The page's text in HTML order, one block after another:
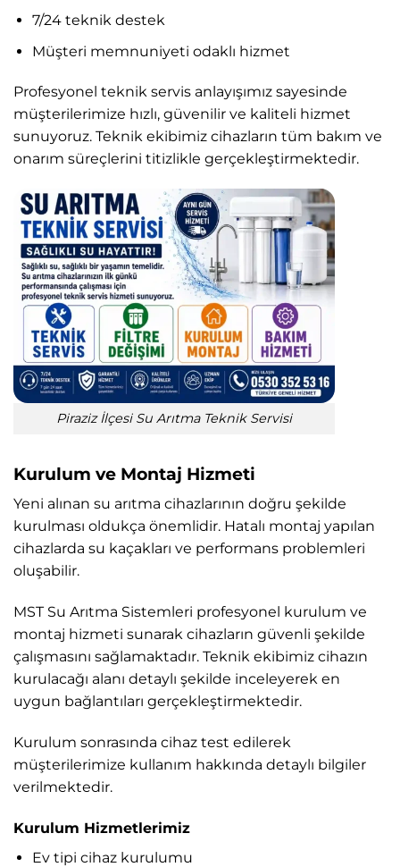
7/24 teknik destek
Müşteri memnuniyeti odaklı hizmet
Profesyonel teknik servis anlayışımız sayesinde
müşterilerimize hızlı, güvenilir ve kaliteli hizmet
sunuyoruz. Teknik ekibimiz cihazların tüm bakım ve
onarım süreçlerini titizlikle gerçekleştirmektedir.
Piraziz İlçesi Su Arıtma Teknik Servisi
Kurulum ve Montaj Hizmeti
Yeni alınan su arıtma cihazlarının doğru şekilde
kurulması oldukça önemlidir. Hatalı montaj yapılan
cihazlarda su kaçakları ve performans problemleri
oluşabilir.
MST Su Arıtma Sistemleri profesyonel kurulum ve
montaj hizmeti sunarak cihazların güvenli şekilde
çalışmasını sağlamaktadır. Teknik ekibimiz cihazın
kurulacağı alanı detaylı şekilde inceleyerek en
uygun bağlantıları gerçekleştirmektedir.
Kurulum sonrasında cihaz test edilerek
müşterilerimize kullanım hakkında detaylı bilgiler
verilmektedir.
Kurulum Hizmetlerimiz
Ev tipi cihaz kurulumu